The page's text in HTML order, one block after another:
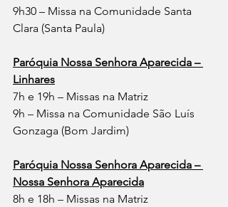
9h30 – Missa na Comunidade Santa
Clara (Santa Paula)
Paróquia Nossa Senhora Aparecida –
Linhares
7h e 19h – Missas na Matriz
9h – Missa na Comunidade São Luís
Gonzaga (Bom Jardim)
Paróquia Nossa Senhora Aparecida –
Nossa Senhora Aparecida
8h e 18h – Missas na Matriz